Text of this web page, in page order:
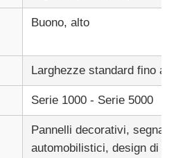
in alluminio
Buono, alto
Larghezze standard fino a
Serie 1000 - Serie 5000
Pannelli decorativi,
automobilistici, design di